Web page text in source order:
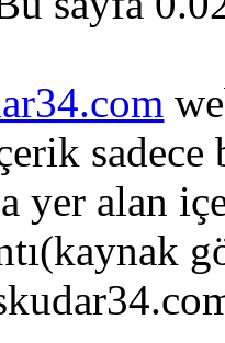
sadece
yer alan